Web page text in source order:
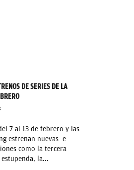
DE SERIES DE LA
7 al 13 de febrero y las
estrenan nuevas e
como la tercera
la...